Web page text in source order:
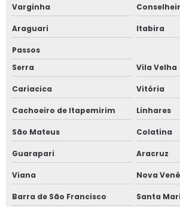
Inspeção de tubulações em campo
Inspeção de tubulações preço
Inspeção em caldeiras
Inspeção em caldeiras e vasos de
Inspeção em tubulações
Inspeção em tubulações em ms
Inspeção em tubulações em mt
Inspeção em tubulações em sp
Varginha
Araguari Itabira
Passos
Serra
Vila Velha
Cariacica Vitória
Cachoeiro de Itapemirim Linhares
São Mateus Colatina
Guarapari Aracruz
Viana Nova
Barra de São Francisco Santa